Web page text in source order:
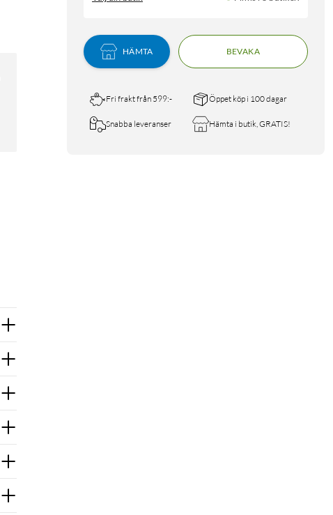
HÄMTA BEVAKA
Fri frakt från 599:- Öppet köp i 100 dagar
Snabba leveranser Hämta i butik, GRATIS!